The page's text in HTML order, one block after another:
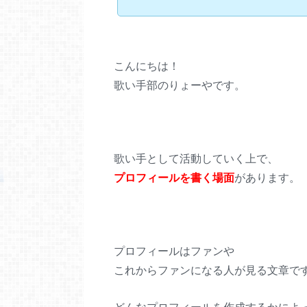
こんにちは！
歌い手部のりょーやです。
歌い手として活動していく上で、
プロフィールを書く場面があります。
プロフィールはファンや
これからファンになる人が見る文章で